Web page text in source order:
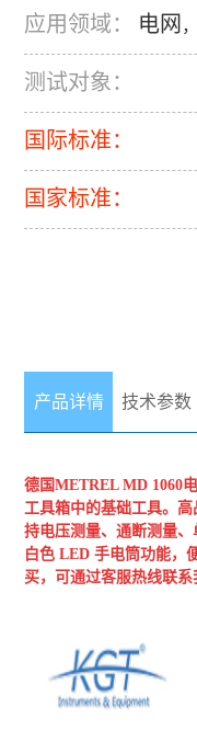
应用领域： 电网 ，
测试对象：
国际标准：
国家标准：
产品详情 技术参数
德国METREL MD 1060
工具箱中的基础工具。
持电压测量、通断测量
白色 LED 手电筒功能，
买，可通过客服热线联系